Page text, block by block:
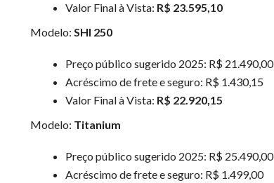
Valor Final à Vista: R$ 23.595,10
Modelo: SHI 250
Preço público sugerido 2025: R$ 21.490,00
Acréscimo de frete e seguro: R$ 1.430,15
Valor Final à Vista: R$ 22.920,15
Modelo: Titanium
Preço público sugerido 2025: R$ 25.490,00
Acréscimo de frete e seguro: R$ 1.499,00